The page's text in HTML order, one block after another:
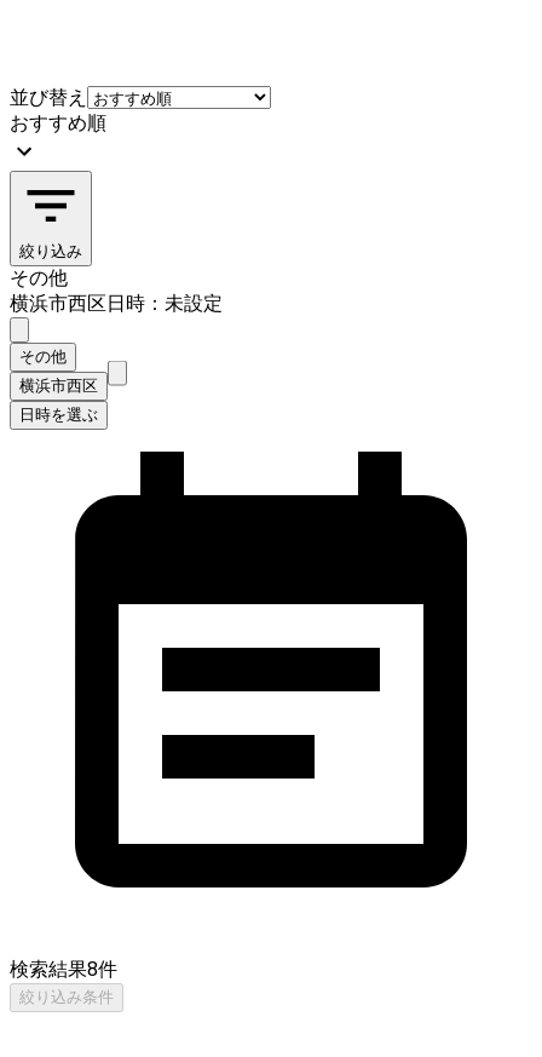
並び替え
おすすめ順
絞り込み
その他
横浜市西区日時：未設定
その他
横浜市西区
日時を選ぶ
検索結果8件
絞り込み条件